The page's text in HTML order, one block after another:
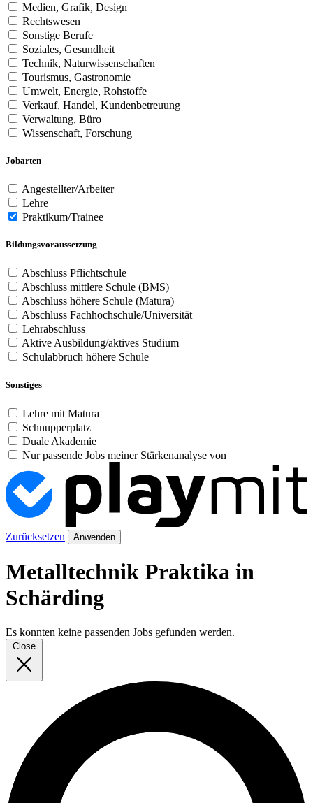
Medien, Grafik, Design
Rechtswesen
Sonstige Berufe
Soziales, Gesundheit
Technik, Naturwissenschaften
Tourismus, Gastronomie
Umwelt, Energie, Rohstoffe
Verkauf, Handel, Kundenbetreuung
Verwaltung, Büro
Wissenschaft, Forschung
Jobarten
Angestellter/Arbeiter
Lehre
Praktikum/Trainee
Bildungsvoraussetzung
Abschluss Pflichtschule
Abschluss mittlere Schule (BMS)
Abschluss höhere Schule (Matura)
Abschluss Fachhochschule/Universität
Lehrabschluss
Aktive Ausbildung/aktives Studium
Schulabbruch höhere Schule
Sonstiges
Lehre mit Matura
Schnupperplatz
Duale Akademie
Nur passende Jobs meiner Stärkenanalyse von
Zurücksetzen Anwenden
Metalltechnik Praktika in
Schärding
Es konnten keine passenden Jobs gefunden werden.
Close